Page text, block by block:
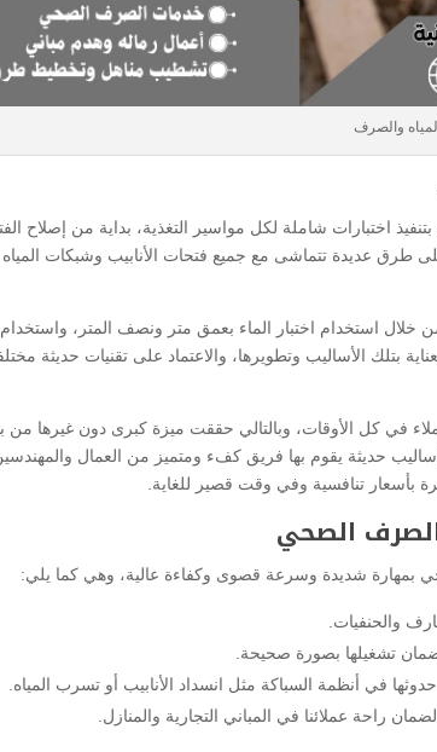
والصرف
اختبارات شاملة لكل مواسير التغذية، بداية من إصلاح
على طرق عديدة تتماشى مع جميع فتحات الأنابيب وشبكات المياه
استخدام اختبار الماء بعمق متر ونصف المتر، واستخدام
بتلك الأساليب وتطويرها، والاعتماد على تقنيات حديثة
في كل الأوقات، وبالتالي حققت ميزة كبرى دون غيرها من
حديثة يقوم بها فريق كفء ومتميز من العمال
بأسعار تنافسية وفي وقت قصير للغاية.
الصحي
شديدة وسرعة قصوى وكفاءة عالية، وهي كما يلي:
والحنفيات.
تشغيلها بصورة صحيحة.
في أنظمة السباكة مثل انسداد الأنابيب أو تسرب المياه.
راحة عملائنا في المباني التجارية والمنازل.